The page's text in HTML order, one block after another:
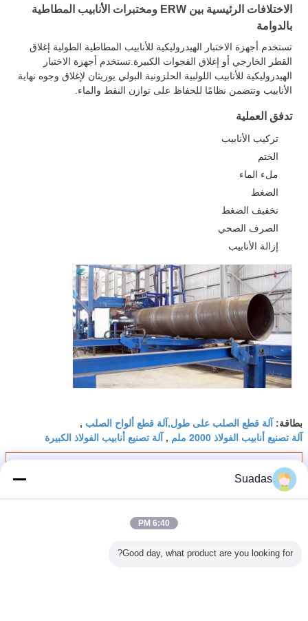
الاختلافات الرئيسية بين ERW ومختبرات الأنابيب المطاطية
بالدوامة
تستخدم أجهزة الاختبار الهيدروليكية للأنابيب المطاطية الطولية إغلاق
القطر الخارجي أو إغلاق الفجوات الكبيرة.تستخدم أجهزة الاختبار
الهيدروليكية للأنابيب اللولبية الحلزونية البولي يوريثان لإغلاق وجوه نهاية
الأنابيب وتتضمن نظامًا للحفاظ على توازن النفط والماء.
تدفق العملية
تركيب الأنابيب
الختم
ملء الماء
الضغط
تخفيف الضغط
الصرف الصحي
إزالة الأنابيب
بطاقة: آلة قطع الصلب على طول,آلة قطع ألواح الصلب ,
آلة تصنيع أنابيب الفولاذ 2000 ملم , آلة تصنيع أنابيب الفولاذ الكبيرة
الحائط القوس الغارق 380 فولت
Suadas
6:40 PM
Good day, what product are you looking for?